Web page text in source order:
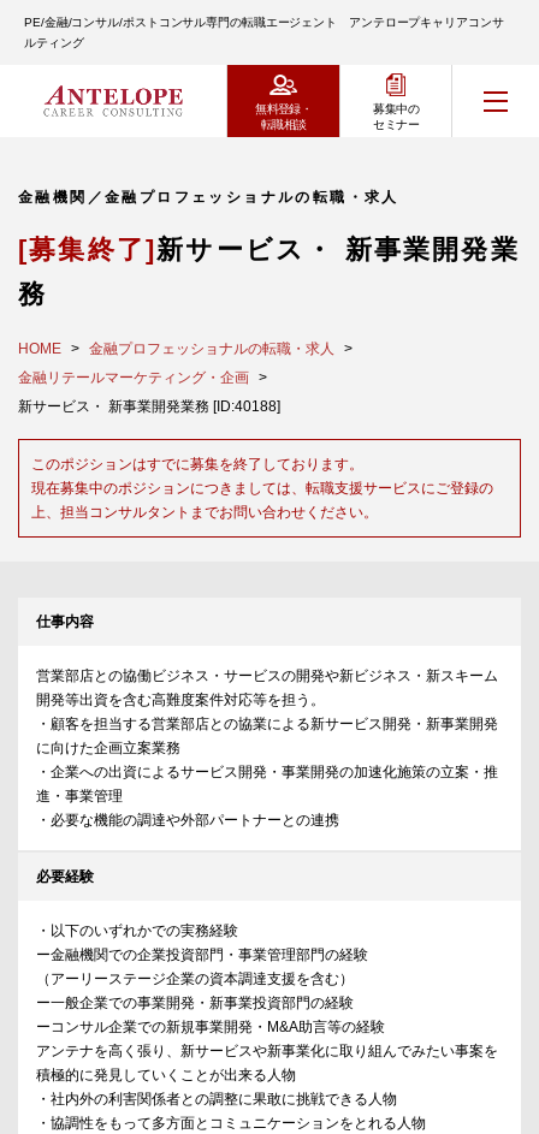
PE/金融/コンサル/ポストコンサル専門の転職エージェント アンテロープキャリアコンサ
ルティング
無料登録・
転職相談
募集中の
セミナー
金融機関／金融プロフェッショナルの転職・求人
[募集終了]新サービス・ 新事業開発業
務
HOME
金融プロフェッショナルの転職・求人
金融リテールマーケティング・企画
新サービス・ 新事業開発業務 [ID:40188]
このポジションはすでに募集を終了しております。
現在募集中のポジションにつきましては、転職支援サービスにご登録の
上、担当コンサルタントまでお問い合わせください。
仕事内容
営業部店との協働ビジネス・サービスの開発や新ビジネス・新スキーム
開発等出資を含む高難度案件対応等を担う。
・顧客を担当する営業部店との協業による新サービス開発・新事業開発
に向けた企画立案業務
・企業への出資によるサービス開発・事業開発の加速化施策の立案・推
進・事業管理
・必要な機能の調達や外部パートナーとの連携
必要経験
・以下のいずれかでの実務経験
ー金融機関での企業投資部門・事業管理部門の経験
（アーリーステージ企業の資本調達支援を含む）
ー一般企業での事業開発・新事業投資部門の経験
ーコンサル企業での新規事業開発・M&A助言等の経験
アンテナを高く張り、新サービスや新事業化に取り組んでみたい事案を
積極的に発見していくことが出来る人物
・社内外の利害関係者との調整に果敢に挑戦できる人物
・協調性をもって多方面とコミュニケーションをとれる人物